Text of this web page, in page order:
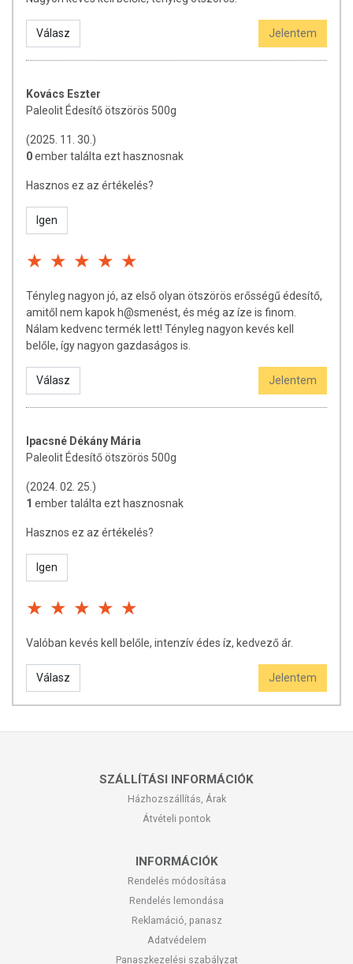
Válasz Jelentem
Kovács Eszter
Paleolit Édesítő ötszörös 500g
(2025. 11. 30.)
0ember találta ezt hasznosnak
Hasznos ez az értékelés?
Igen
Tényleg nagyon jó, az első olyan ötszörös erősségű édesítő,
amitől nem kapok h@smenést, és még az íze is finom.
Nálam kedvenc termék lett! Tényleg nagyon kevés kell
belőle, így nagyon gazdaságos is.
Válasz Jelentem
Ipacsné Dékány Mária
Paleolit Édesítő ötszörös 500g
(2024. 02. 25.)
1 ember találta ezt hasznosnak
Hasznos ez az értékelés?
Igen
Valóban kevés kell belőle, intenzív édes íz, kedvező ár.
Válasz Jelentem
SZÁLLÍTÁSI INFORMÁCIÓK
Házhozszállítás, Árak
Átvételi pontok
INFORMÁCIÓK
Rendelés módosítása
Rendelés lemondása
Reklamáció, panasz
Adatvédelem
Panaszkezelési szabályzat